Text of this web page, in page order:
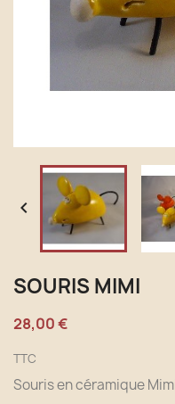

SOURIS MIMI
28,00 €
TTC
Souris en céramique